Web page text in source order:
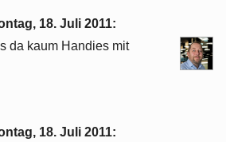
18. Juli 2011:
da kaum Handies mit
18. Juli 2011: